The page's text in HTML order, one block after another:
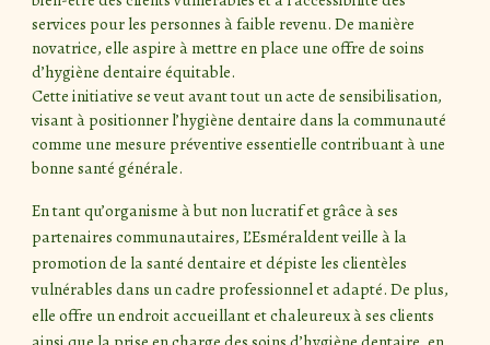
services pour les personnes à faible revenu. De manière
novatrice, elle aspire à mettre en place une offre de soins
d’hygiène dentaire équitable.
Cette initiative se veut avant tout un acte de sensibilisation,
visant à positionner l’hygiène dentaire dans la communauté
comme une mesure préventive essentielle contribuant à une
bonne santé générale.
En tant qu’organisme à but non lucratif et grâce à ses
partenaires communautaires, L’Esméraldent veille à la
promotion de la santé dentaire et dépiste les clientèles
vulnérables dans un cadre professionnel et adapté. De plus,
elle offre un endroit accueillant et chaleureux à ses clients